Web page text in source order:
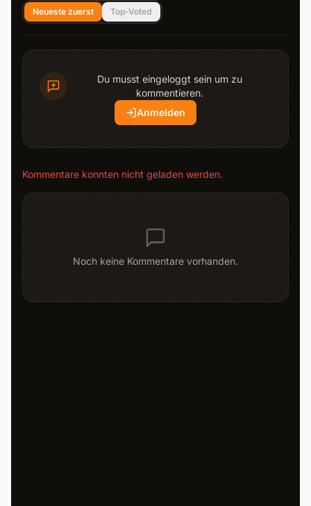
Neueste zuerst Top-Voted
Du musst eingeloggt sein um zu
kommentieren.
Anmelden
Kommentare konnten nicht geladen werden.
Noch keine Kommentare vorhanden.